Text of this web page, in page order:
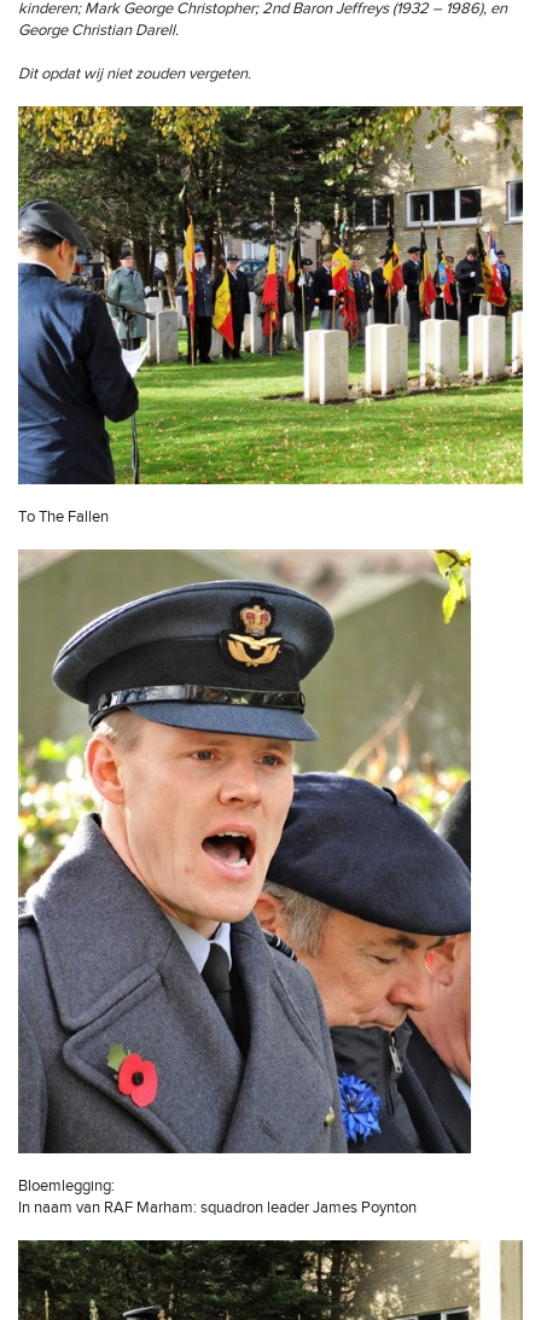
kinderen; Mark George Christopher; 2nd Baron Jeffreys (1932 – 1986), en
George Christian Darell.
Dit opdat wij niet zouden vergeten.
To The Fallen
Bloemlegging:
In naam van RAF Marham: squadron leader James Poynton